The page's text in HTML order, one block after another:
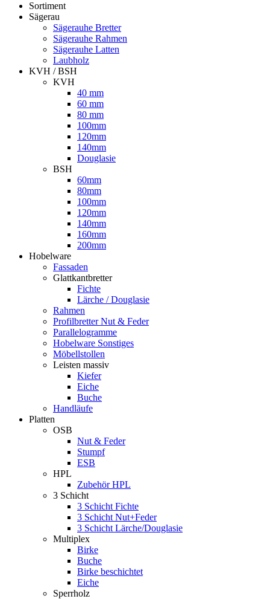
Sortiment
Sägerau
Sägerauhe Bretter
Sägerauhe Rahmen
Sägerauhe Latten
Laubholz
KVH / BSH
KVH
40 mm
60 mm
80 mm
100mm
120mm
140mm
Douglasie
BSH
60mm
80mm
100mm
120mm
140mm
160mm
200mm
Hobelware
Fassaden
Glattkantbretter
Fichte
Lärche / Douglasie
Rahmen
Profilbretter Nut & Feder
Parallelogramme
Hobelware Sonstiges
Möbellstollen
Leisten massiv
Kiefer
Eiche
Buche
Handläufe
Platten
OSB
Nut & Feder
Stumpf
ESB
HPL
Zubehör HPL
3 Schicht
3 Schicht Fichte
3 Schicht Nut+Feder
3 Schicht Lärche/Douglasie
Multiplex
Birke
Buche
Birke beschichtet
Eiche
Sperrholz